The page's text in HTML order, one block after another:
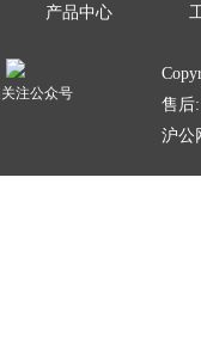
产品中心
注公众号
售后
沪公